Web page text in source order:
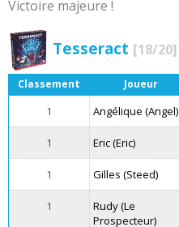
Victoire majeure !
Tesseract [18/20]
Classement Joueur
1 Angélique (Angel)
1 Eric (Eric)
1 Gilles (Steed)
1
Rudy (Le
Prospecteur)